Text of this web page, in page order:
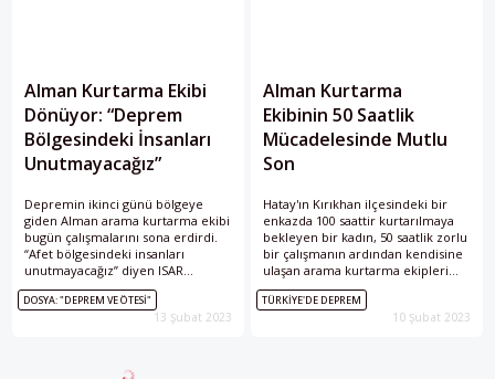
Alman Kurtarma Ekibi
Dönüyor: “Deprem
Bölgesindeki İnsanları
Unutmayacağız”
Depremin ikinci günü bölgeye
giden Alman arama kurtarma ekibi
bugün çalışmalarını sona erdirdi.
“Afet bölgesindeki insanları
unutmayacağız” diyen ISAR
ekibinde yer alan Paul-Philipp
Braun havalaanında Perspektif'in
DOSYA: "DEPREM VE ÖTESI"
13 Şubat 2023
Alman Kurtarma
Ekibinin 50 Saatlik
Mücadelesinde Mutlu
Son
Hatay'ın Kırıkhan ilçesindeki bir
enkazda 100 saattir kurtarılmaya
bekleyen bir kadın, 50 saatlik zorlu
bir çalışmanın ardından kendisine
ulaşan arama kurtarma ekipleri
tarafından enkazdan çıkarıldı.
TÜRKIYE'DE DEPREM
10 Şubat 2023